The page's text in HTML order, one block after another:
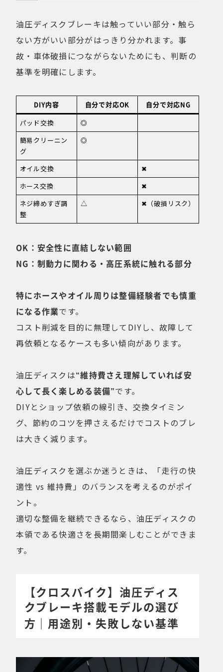
油圧ディスクブレーキは触っていい部分・触ら
ない方がいい部分がはっきり分かれます。事
故・車体破損につながらないためにも、判断の
基準を明確にします。
DIY内容 自分で対応OK
自分で対応NG
パッド交換
◎
簡易クリーニン
グ
◎
オイル交換
✖
ホース交換
✖
ネジ締めすぎ調
整
△ ✖（破損リスク）
OK：安全性に直結しない範囲
NG：制動力に関わる・高圧系統に触れる部分
特にホースやオイル周りは整備経験者でも慎重
になる作業です。
コスト削減を目的に無理してDIYし、故障して
再依頼となるケースも多い傾向があります。
油圧ディスクは“維持費さえ理解していれば安
心して長く楽しめる装備”です。
DIYとショップ依頼の線引き、交換タイミン
グ、節約のコツを押さえるだけでコストのブレ
は大きく減ります。
油圧ディスクを選ぶか迷うときは、「走行の快
適性 vs 維持費」のバランスを考えるのがポイ
ント。
適切な整備を継続できるなら、油圧ディスクの
本領である快適さを長期間楽しむことができま
す。
【クロスバイク】油圧ディス
クブレーキ搭載モデルの選び
方｜用途別・失敗しない基準